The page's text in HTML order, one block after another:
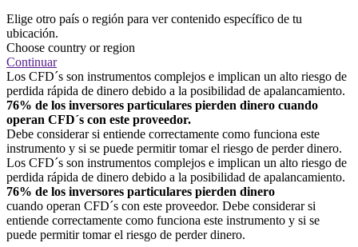
Elige otro país o región para ver contenido específico de tu
ubicación.
Choose country or region
Continuar
Los CFD´s son instrumentos complejos e implican un alto riesgo de
perdida rápida de dinero debido a la posibilidad de apalancamiento.
76% de los inversores particulares pierden dinero cuando
operan CFD´s con este proveedor.
Debe considerar si entiende correctamente como funciona este
instrumento y si se puede permitir tomar el riesgo de perder dinero.
Los CFD´s son instrumentos complejos e implican un alto riesgo de
perdida rápida de dinero debido a la posibilidad de apalancamiento.
76% de los inversores particulares pierden dinero
cuando operan CFD´s con este proveedor. Debe considerar si
entiende correctamente como funciona este instrumento y si se
puede permitir tomar el riesgo de perder dinero.